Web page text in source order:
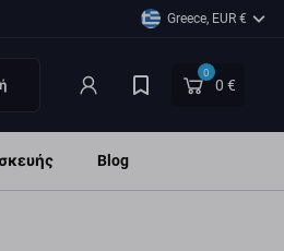
Greece, EUR €
0
0 €
Blog